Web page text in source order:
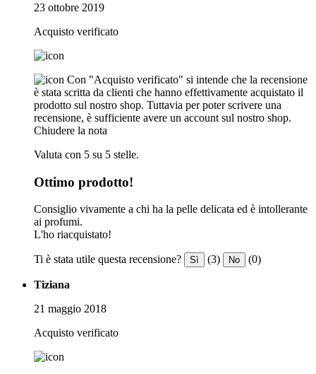
23 ottobre 2019
Acquisto verificato
Con "Acquisto verificato" si intende che la recensione
è stata scritta da clienti che hanno effettivamente acquistato il
prodotto sul nostro shop. Tuttavia per poter scrivere una
recensione, è sufficiente avere un account sul nostro shop.
Chiudere la nota
Valuta con 5 su 5 stelle.
Ottimo prodotto!
Consiglio vivamente a chi ha la pelle delicata ed è intollerante
ai profumi.
L'ho riacquistato!
Ti è stata utile questa recensione? Sì (3) No (0)
Tiziana
21 maggio 2018
Acquisto verificato